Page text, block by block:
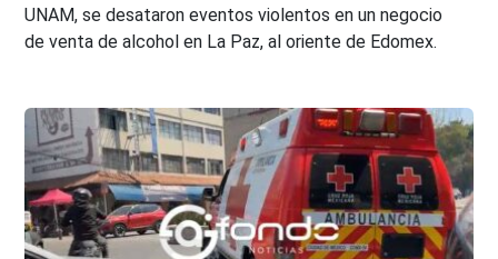
UNAM, se desataron eventos violentos en un negocio
de venta de alcohol en La Paz, al oriente de Edomex.